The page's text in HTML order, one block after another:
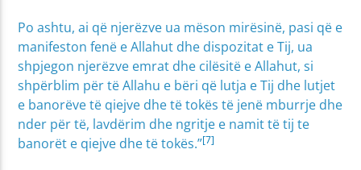
Po ashtu, ai që njerëzve ua mëson mirësinë, pasi që e
manifeston fenë e Allahut dhe dispozitat e Tij, ua
shpjegon njerëzve emrat dhe cilësitë e Allahut, si
shpërblim për të Allahu e bëri që lutja e Tij dhe lutjet
e banorëve të qiejve dhe të tokës të jenë mburrje dhe
nder për të, lavdërim dhe ngritje e namit të tij te
banorët e qiejve dhe të tokës.”[7]